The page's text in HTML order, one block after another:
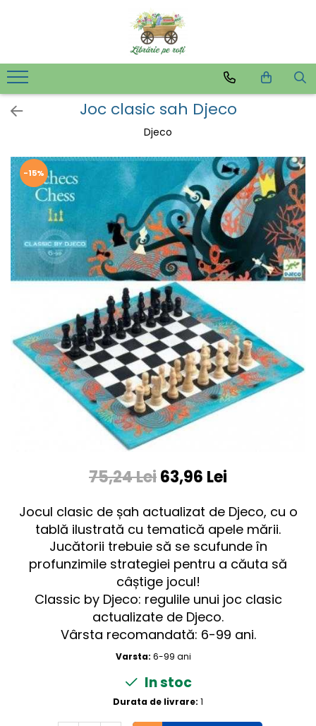
Joc clasic sah Djeco
Djeco
-15%
75,24 Lei63,96 Lei
Jocul clasic de șah actualizat de Djeco, cu o
tablă ilustrată cu tematică apele mării.
Jucătorii trebuie să se scufunde în
profunzimile strategiei pentru a căuta să
câștige jocul!
Classic by Djeco: regulile unui joc clasic
actualizate de Djeco.
Vârsta recomandată: 6-99 ani.
Varsta: 6-99 ani
In stoc
Durata de livrare: 1